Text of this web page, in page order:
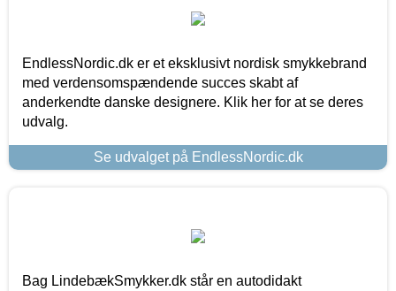
EndlessNordic.dk er et eksklusivt nordisk smykkebrand
med verdensomspændende succes skabt af
anderkendte danske designere. Klik her for at se deres
udvalg.
Se udvalget på EndlessNordic.dk
Bag LindebækSmykker.dk står en autodidakt